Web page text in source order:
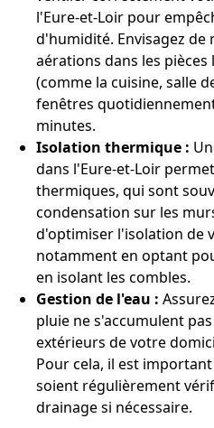
l'Eure-et-Loir pour
d'humidité. Envisagez de
aérations dans les pièces
(comme la cuisine, salle
fenêtres
minutes.
Isolation thermique :
dans l'Eure-et-Loir
thermiques, qui sont
condensation sur les
d'optimiser l'isolation de
notamment en optant
en isolant les combles.
Gestion de l'eau :
pluie ne s'accumulent
extérieurs de votre
Pour cela, il est
soient régulièrement
drainage si nécessaire.